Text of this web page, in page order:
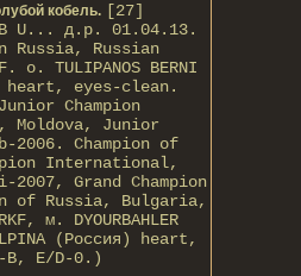
кобель. [27]
U... д.р. 01.04.13.
Russia, Russian
о. TULIPANOS BERNI
heart, eyes-clean.
Champion
Moldova, Junior
2006. Champion of
International,
2007, Grand Champion
of Russia, Bulgaria,
м. DYOURBAHLER
(Россия) heart,
В, E/D-0.)